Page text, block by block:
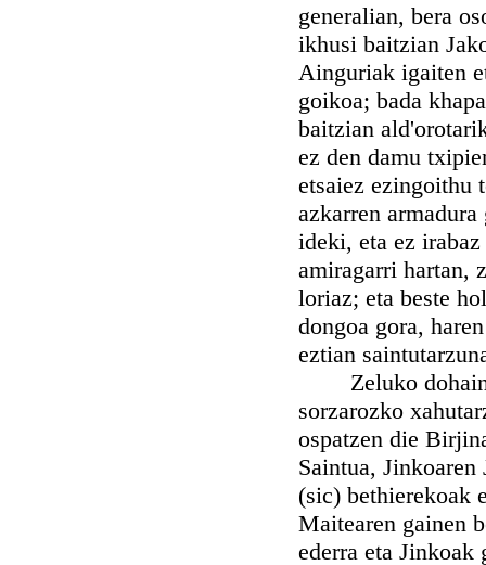
generalian, bera
ikhusi baitzian
Ainguriak igaiten
goikoa; bada
baitzian
ez den damu
etsaiez ezingoithu
azkarren
ideki, eta ez
amiragarri hartan,
loriaz; eta beste
dongoa gora,
eztian
Zeluko
sorzarozko
ospatzen die
Saintua, Jinkoaren
(sic) bethierekoak
Maitearen gainen
ederra eta Jinkoak